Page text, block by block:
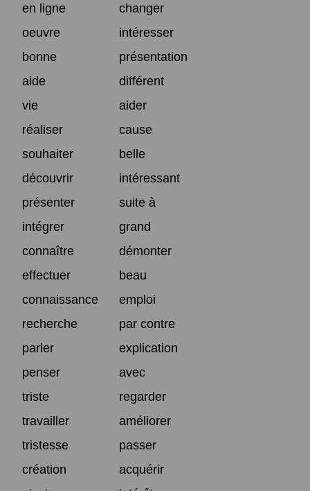
en ligne
changer
oeuvre
intéresser
bonne
présentation
aide
différent
vie
aider
réaliser
cause
souhaiter
belle
découvrir
intéressant
présenter
suite à
intégrer
grand
connaître
démonter
effectuer
beau
connaissance
emploi
recherche
par contre
parler
explication
penser
avec
triste
regarder
travailler
améliorer
tristesse
passer
création
acquérir